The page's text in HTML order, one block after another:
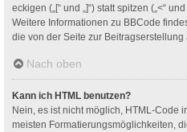
eckigen („[“ und „]“) statt spitzen („<“
Weitere Informationen zu BBCode
die von der Seite zur Beitragserstellung
Nach oben
Kann ich HTML benutzen?
Nein, es ist nicht möglich, HTML-Code
meisten Formatierungsmöglichkeiten,